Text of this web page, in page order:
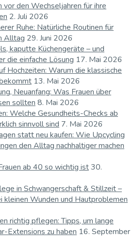
vor den Wechseljahren für ihre
2. Juli 2026
Ruhe: Natürliche Routinen für
Alltag 29. Juni 2026
kaputte Küchengeräte – und
die einfache Lösung 17. Mai 2026
Hochzeiten: Warum die klassische
13. Mai 2026
Neuanfang: Was Frauen über
sollten 8. Mai 2026
Welche Gesundheits-Checks ab
sinnvoll sind 7. Mai 2026
statt neu kaufen: Wie Upcycling
den Alltag nachhaltiger machen
ab 40 so wichtig ist30.
in Schwangerschaft & Stillzeit –
Wunden und Hautproblemen
richtig pflegen: Tipps, um lange
Extensions zu haben 16. September